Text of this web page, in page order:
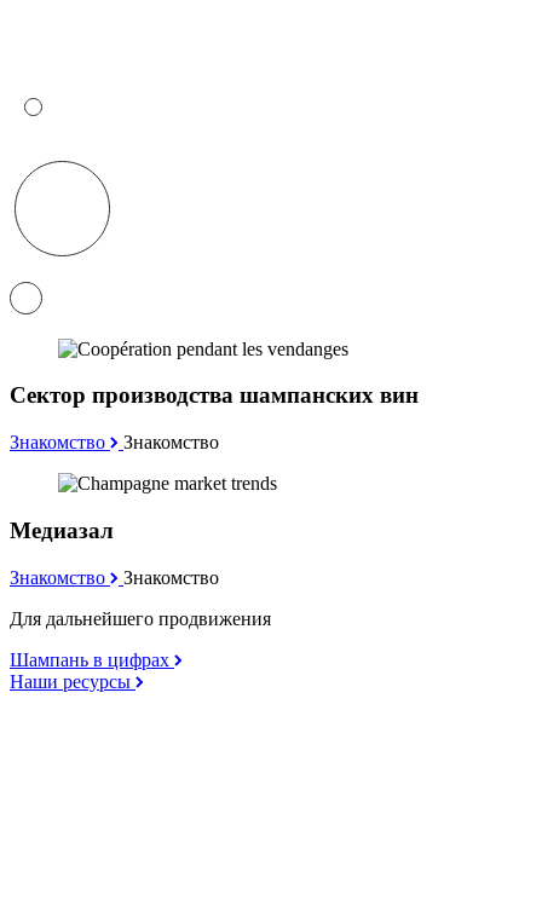
Сектор производства шампанских вин
Знакомство Знакомство
Медиазал
Знакомство
Знакомство
Для дальнейшего продвижения
Шампань в цифрах
Наши ресурсы